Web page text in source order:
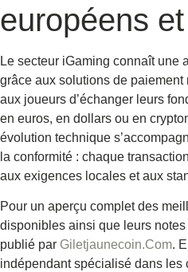
européens
Le secteur iGaming connaît une
grâce aux solutions de
aux joueurs d’échanger leurs
en euros, en dollars ou en
évolution technique
la conformité : chaque
aux exigences locales et aux
Pour un aperçu complet des
disponibles ainsi que leurs
publié par Giletjaunecoin.Com.
indépendant spécialisé dans les